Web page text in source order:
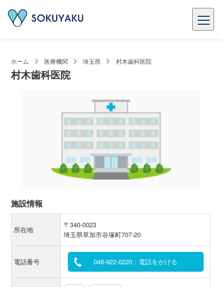
ホーム 医療機関 埼玉県 村木歯科医院
村木歯科医院
施設情報
所在地
〒340-0023
埼玉県草加市谷塚町707-20
電話番号 048-922-0220：電話をかける